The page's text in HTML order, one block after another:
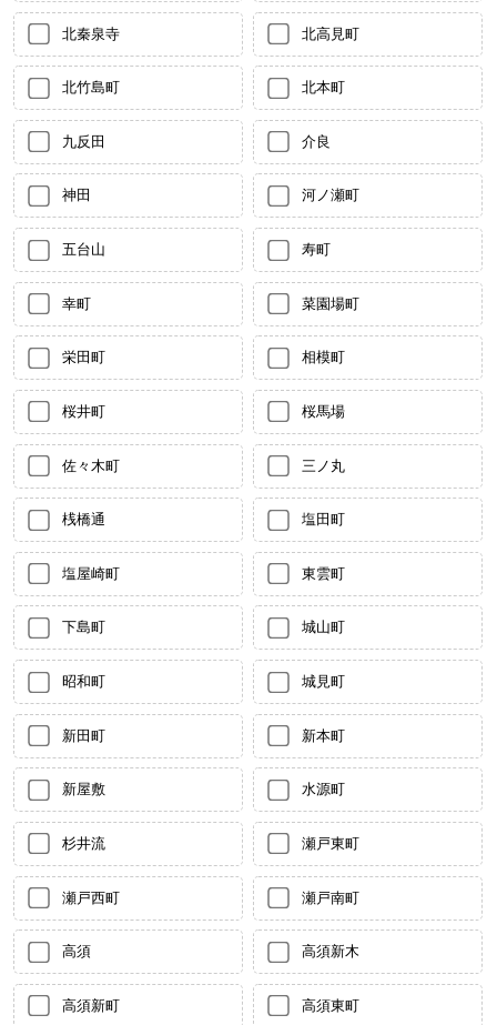
北秦泉寺 北高見町
北竹島町 北本町
九反田 介良
神田 河ノ瀬町
五台山 寿町
幸町 菜園場町
栄田町 相模町
桜井町 桜馬場
佐々木町 三ノ丸
桟橋通 塩田町
塩屋崎町 東雲町
下島町 城山町
昭和町 城見町
新田町 新本町
新屋敷 水源町
杉井流 瀬戸東町
瀬戸西町 瀬戸南町
高須 高須新木
高須新町 高須東町